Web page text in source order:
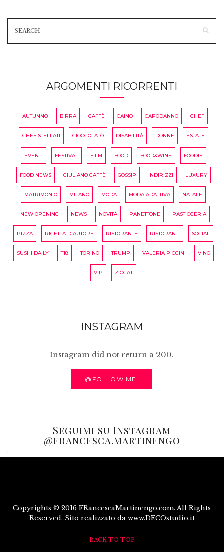
ARGOMENTI RICORRENTI
AUTUNNO BIRRA CAFFÈ CAINO CAPODANNO CHEF
CHEF STELLATI CIOCCOLATÒ DISABILITÀ DONNE ESTATE
EVENTI FESTIVAL FILM FOOD FOOD&WINE FOODIE
FOOD NEWS GIULIANO CAFFÈ GOSSIP INDIRIZZI LUXURY
MATRIMONIO MILANO MODA MODA ADATTIVA NATALE
NEW OPENING NEWS NOVITÀ PANETTONE PASTICCERIA
PIZZA RICETTA D'AUTORE RISTORANTE RISTORANTI SOCIAL
SUSHI DAILY T18 TORINO TRUMP VALERIA PICCINI VINO
VIP ZICCAT
INSTAGRAM
Instagram did not return a 200.
@FOLLOW ME!
Seguimi su Instagram
@francesca.martinengo
Copyrights © 2016 FRancescaMartinengo.com. All Rights
Reserved. Sito realizzato da www.DECOstudio.it
BACK TO TOP